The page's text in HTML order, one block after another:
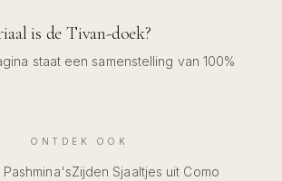
is de Tivan-doek?
staat een samenstelling van 100%
ONTDEK OOK
Zijden Sjaaltjes uit Como